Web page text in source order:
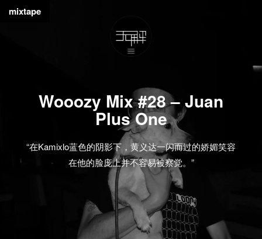
Wooozy Mix #28 – Juan
Plus One
“在Kamixlo蓝色的阴影下，黄义达一闪而过的娇媚笑容
在他的脸庞上并不容易被察觉。”
mixtape